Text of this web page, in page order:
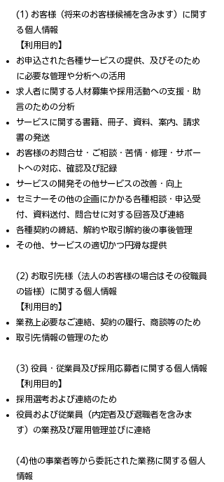
(1) お客様（将来のお客様候補を含みます）に関す
る個人情報
【利用目的】
お申込された各種サービスの提供、及びそのため
に必要な管理や分析への活用
求人者に関する人材募集や採用活動への支援・助
言のための分析
サービスに関する書籍、冊子、資料、案内、請求
書の発送
お客様のお問合せ・ご相談・苦情・修理・サポー
トへの対応、確認及び記録
サービスの開発その他サービスの改善・向上
セミナーその他の企画にかかる各種相談・申込受
付、資料送付、問合せに対する回答及び連絡
各種契約の締結、解約や取引解約後の事後管理
その他、サービスの適切かつ円滑な提供
(2) お取引先様（法人のお客様の場合はその役職員
の皆様）に関する個人情報
【利用目的】
業務上必要なご連絡、契約の履行、商談等のため
取引先情報の管理のため
(3) 役員・従業員及び採用応募者に関する個人情報
【利用目的】
採用選考および連絡のため
役員および従業員（内定者及び退職者を含みま
す）の業務及び雇用管理並びに連絡
(4)他の事業者等から委託された業務に関する個人
情報